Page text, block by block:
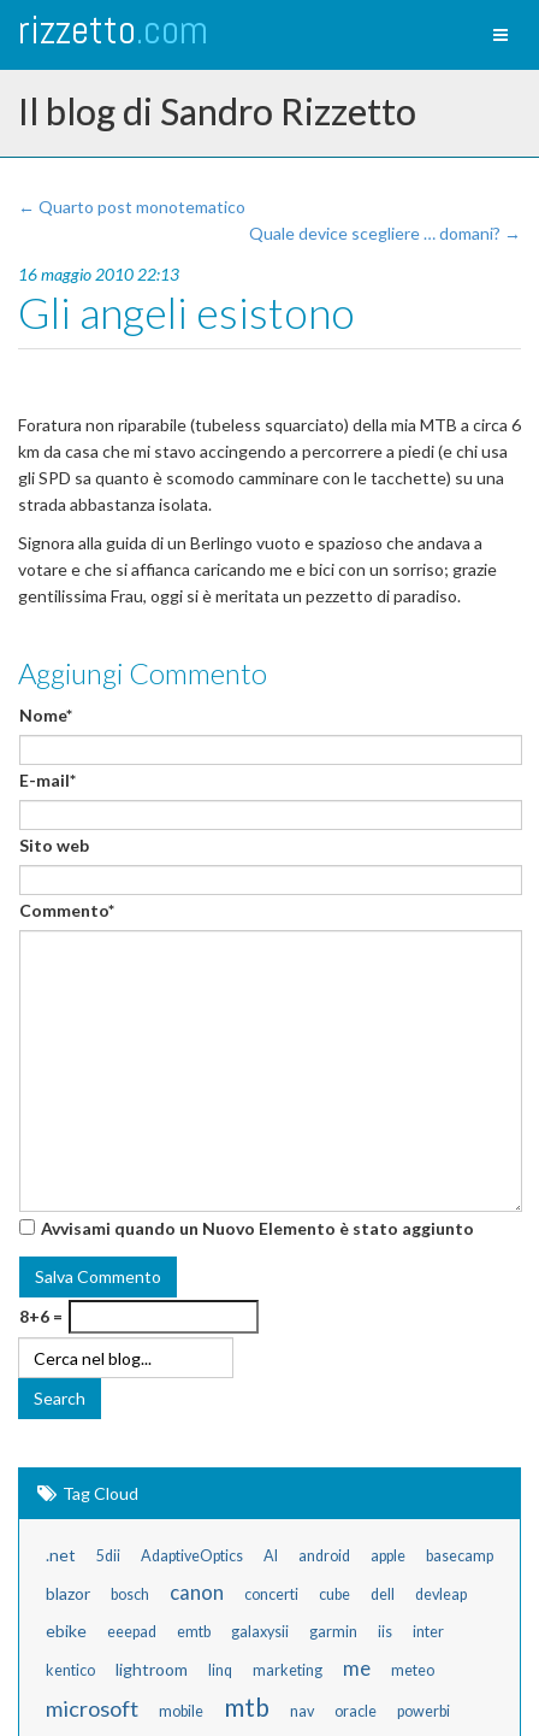
rizzetto.com
Il blog di Sandro Rizzetto
← Quarto post monotematico
Quale device scegliere … domani? →
16 maggio 2010 22:13
Gli angeli esistono
Foratura non riparabile (tubeless squarciato) della mia MTB a circa 6
km da casa che mi stavo accingendo a percorrere a piedi (e chi usa
gli SPD sa quanto è scomodo camminare con le tacchette) su una
strada abbastanza isolata.
Signora alla guida di un Berlingo vuoto e spazioso che andava a
votare e che si affianca caricando me e bici con un sorriso; grazie
gentilissima Frau, oggi si è meritata un pezzetto di paradiso.
Aggiungi Commento
Nome*
E-mail*
Sito web
Commento*
Avvisami quando un Nuovo Elemento è stato aggiunto
8+6 =
Tag Cloud
.net 5dii AdaptiveOptics AI android apple basecamp
blazor bosch canon concerti cube dell devleap
ebike eeepad emtb galaxysii garmin iis inter
kentico lightroom linq marketing me meteo
microsoft mobile mtb nav oracle powerbi